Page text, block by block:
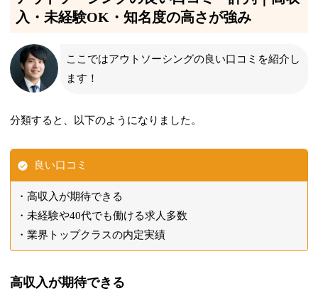
入・未経験OK・知名度の高さが強み
ここではアウトソーシングの良い口コミを紹介し
ます！
分類すると、以下のようになりました。
良い口コミ
高収入が期待できる
未経験や40代でも働ける求人多数
業界トップクラスの内定実績
高収入が期待できる